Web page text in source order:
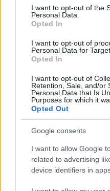
consent section.
I want to opt-out of the
Personal Data.
Opted In
I want to opt-out of
Personal Data for
Opted In
I want to opt-out of
Retention, Sale, and/or
Personal Data that Is
Purposes for which it
Opted Out
Google consents
I want to allow Google
related to advertising
device identifiers in
Χρησιμοποιείς Google
Και όμως μπορούν να